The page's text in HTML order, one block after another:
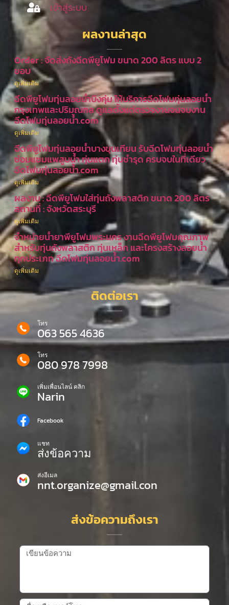
เข้าสู่ระบบ
ผลงานล่าสุด
Order : จัดส่งถังฉีดพียูโฟม ขนาด 200 ลิตร แบบ 2
ขอบ
ดูเพิ่มเติม
ฉีดพียูโฟมทุ่นลอยน้ำบึงกุ่ม ให้บริการฉีดโฟมทุ่นลอยน้ำ
กรุงเทพและปริมณฑล ดูแลตั้งแต่ตรวจงานจนจบงาน
ฉีดโฟมทุ่นลอยน้ำ.com
ดูเพิ่มเติม
ฉีดพียูโฟมทุ่นลอยน้ำบางขุนเทียน รับฉีดโฟมทุ่นลอยน้ำ
ซ่อมแซมแพสูบน้ำ ทุ่นแตก ทุ่นชำรุด ครบจบในที่เดียว
ฉีดโฟมทุ่นลอยน้ำ.com
ดูเพิ่มเติม
ผลงาน : ฉีดพียูโฟมใส่ทุ่นถังพลาสติก ขนาด 200 ลิตร
สถานที่ : จังหวัดสระบุรี
ดูเพิ่มเติม
จำหน่ายน้ำยาพียูโฟมพระนคร งานฉีดพียูโฟมคุณภาพ
สำหรับทุ่นถังพลาสติก ทุ่นเหล็ก และโครงสร้างลอยน้ำ
ทุกประเภท ฉีดโฟมทุ่นลอยน้ำ.com
ดูเพิ่มเติม
ติดต่อเรา
โทร
063 565 4636
โทร
080 978 7998
เพิ่มเพื่อนไลน์ คลิก
Narin
Facebook
แชท
ส่งข้อความ
ส่งอีเมล
nnt.organize@gmail.con
ส่งข้อความถึงเรา